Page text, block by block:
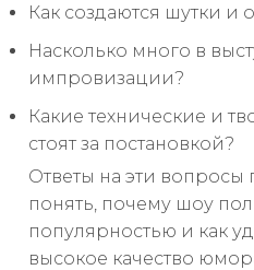
Как создаются шутки и
Насколько много в
импровизации?
Какие технические и
стоят за постановкой?
Ответы на эти вопросы
понять, почему шоу
популярностью и как
высокое качество